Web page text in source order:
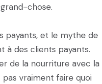
chose.
payants, et le mythe de
à des clients payants.
de la nourriture avec la
vraiment faire quoi